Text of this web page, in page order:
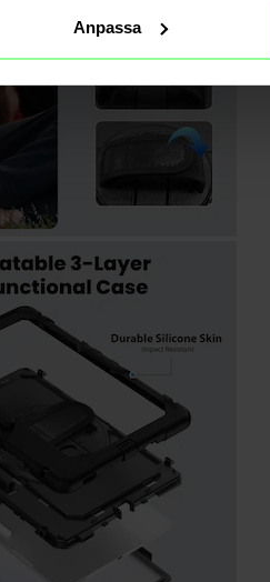
Anpassa